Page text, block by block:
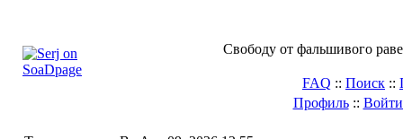
Свободу от фальшивого
FAQ :: Поиск ::
Профиль::